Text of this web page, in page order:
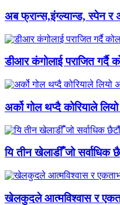
अब फ्रान्स,इंग्ल्यान्ड, स्पेन र
डीआर कंगोलाई पराजित गर्दै
अर्को गोल थप्दै कोरियाले
यि तीन खेलाडीँँ जो सर्वाधिक
खेलकुदले आत्मविश्वास र